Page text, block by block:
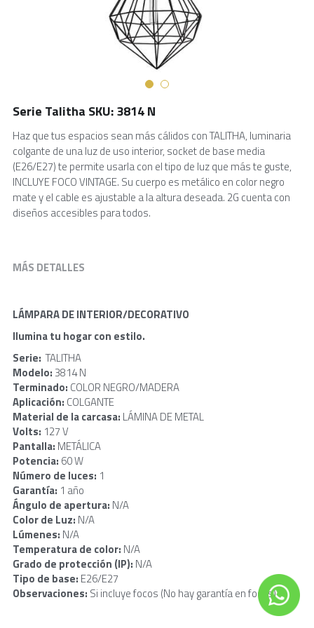
Serie Talitha SKU: 3814 N
Haz que tus espacios sean más cálidos con TALITHA, luminaria
colgante de una luz de uso interior, socket de base media
(E26/E27) te permite usarla con el tipo de luz que más te guste,
INCLUYE FOCO VINTAGE. Su cuerpo es metálico en color negro
mate y el cable es ajustable a la altura deseada. 2G cuenta con
diseños accesibles para todos.
MÁS DETALLES
LÁMPARA DE INTERIOR/DECORATIVO
Ilumina tu hogar con estilo.
Serie: TALITHA
Modelo: 3814 N
Terminado: COLOR NEGRO/MADERA
Aplicación: COLGANTE
Material de la carcasa: LÁMINA DE METAL
Volts: 127 V
Pantalla: METÁLICA
Potencia: 60 W
Número de luces: 1
Garantía: 1 año
Ángulo de apertura: N/A
Color de Luz: N/A
Lúmenes: N/A
Temperatura de color: N/A
Grado de protección (IP): N/A
Tipo de base: E26/E27
Observaciones: Si incluye focos (No hay garantía en focos)